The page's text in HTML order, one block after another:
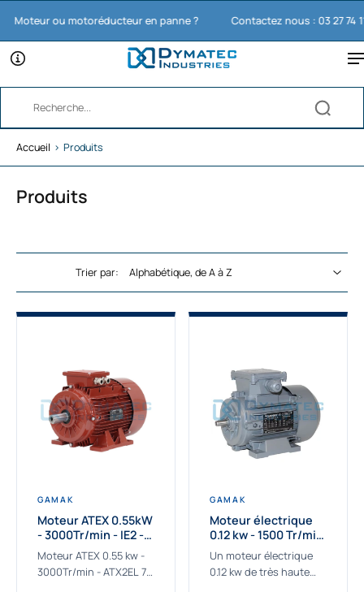
ou motoréducteur en panne ? Contactez nous : 03 27 74 11 65
Accueil › Produits
Produits
Trier par:
GAMAK
Moteur ATEX 0.55kW
- 3000Tr/min - IE2 -
Zone 2/22 -
Aluminium
Moteur ATEX 0.55 kw -
3000Tr/min - ATX2EL 71
GAMAK
Moteur électrique
0.12 kw - 1500 Tr/min
- 230/400V - IE2
Un moteur électrique
0.12 kw de très haute